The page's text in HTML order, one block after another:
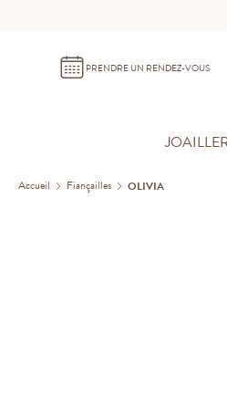
PRENDRE UN RENDEZ-VOUS
Accueil Fiançailles OLIVIA